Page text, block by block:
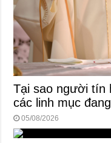
Tại sao người tín
các linh mục
05/08/2026